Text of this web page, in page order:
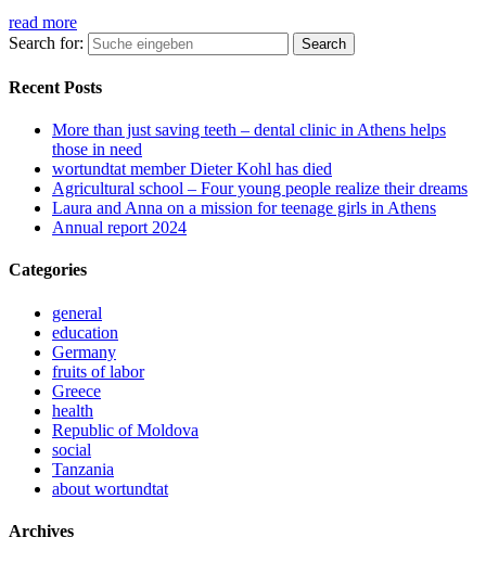
read more
Search for:
Recent Posts
More than just saving teeth – dental clinic in Athens helps
those in need
wortundtat member Dieter Kohl has died
Agricultural school – Four young people realize their dreams
Laura and Anna on a mission for teenage girls in Athens
Annual report 2024
Categories
general
education
Germany
fruits of labor
Greece
health
Republic of Moldova
social
Tanzania
about wortundtat
Archives